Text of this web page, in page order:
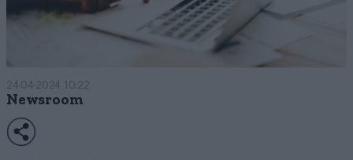
24·04·2024 10:22
Newsroom